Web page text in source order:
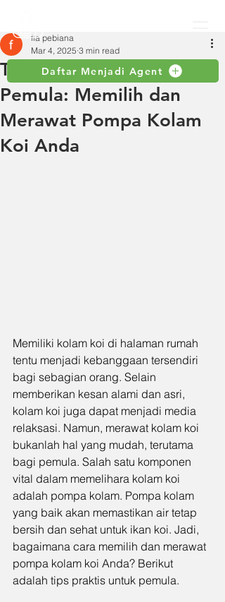
Daftar Menjadi Agent
Tips Praktis untuk
Pemula: Memilih dan
Merawat Pompa Kolam
Koi Anda
fia pebiana
Mar 4, 2025 3 min read
Memiliki kolam koi di halaman rumah
tentu menjadi kebanggaan tersendiri
bagi sebagian orang. Selain
memberikan kesan alami dan asri,
kolam koi juga dapat menjadi media
relaksasi. Namun, merawat kolam koi
bukanlah hal yang mudah, terutama
bagi pemula. Salah satu komponen
vital dalam memelihara kolam koi
adalah pompa kolam. Pompa kolam
yang baik akan memastikan air tetap
bersih dan sehat untuk ikan koi. Jadi,
bagaimana cara memilih dan merawat
pompa kolam koi Anda? Berikut
adalah tips praktis untuk pemula.